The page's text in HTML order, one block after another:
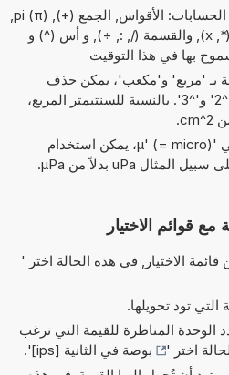
والطرح (-), والضرب (*, x), والقسمة (/, :, ÷), و أس (^) و
بها في هذا التوقيت
بـ 'مربع' و'مكعب'، يمكن حذف
الحرف '^' بالنسبة لـ '^2' و'^3'. بالنسبة للسنتيمتر المربع،
بدلاً من الحرف اليوناني 'µ' (= micro)، يمكن استخدام
قوائم الاختيار
قائمة الاختيار, في هذه الحالة اختر '
التي تود تحويلها.
الوحدة المناظرة للقيمة التي ترغب
اختر '
بوصة في الثانية [ips]
'.